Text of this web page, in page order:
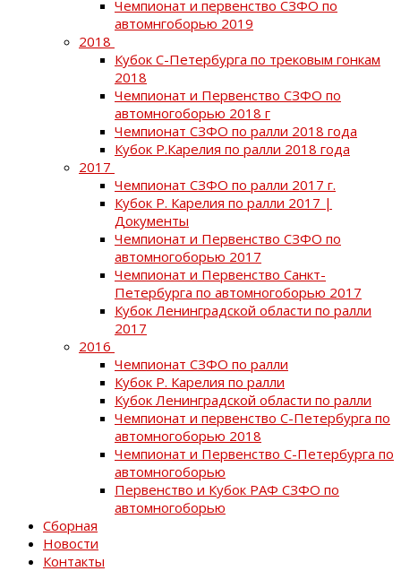
Чемпионат и первенство СЗФО по
автомнгоборью 2019
2018
Кубок С-Петербурга по трековым гонкам
2018
Чемпионат и Первенство СЗФО по
автомногоборью 2018 г
Чемпионат СЗФО по ралли 2018 года
Кубок Р.Карелия по ралли 2018 года
2017
Чемпионат СЗФО по ралли 2017 г.
Кубок Р. Карелия по ралли 2017 |
Документы
Чемпионат и Первенство СЗФО по
автомногоборью 2017
Чемпионат и Первенство Санкт-
Петербурга по автомногоборью 2017
Кубок Ленинградской области по ралли
2017
2016
Чемпионат СЗФО по ралли
Кубок Р. Карелия по ралли
Кубок Ленинградской области по ралли
Чемпионат и первенство С-Петербурга по
автомногоборью 2018
Чемпионат и Первенство С-Петербурга по
автомногоборью
Первенство и Кубок РАФ СЗФО по
автомногоборью
Сборная
Новости
Контакты